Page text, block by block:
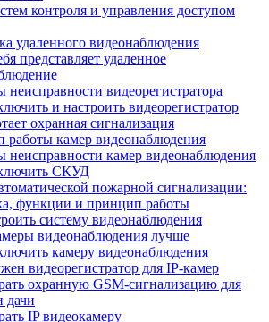
контроля и управления доступом
удаленного видеонаблюдения
представляет удаленное
видеорегистратора
и настроить видеорегистратор
охранная сигнализация
камер видеонаблюдения
камер видеонаблюдения
СКУД
пожарной сигнализации:
функции и принцип работы
систему видеонаблюдения
видеонаблюдения лучше
камеру видеонаблюдения
видеорегистратор для IP-камер
охранную GSM-сигнализацию для
дачи
IP видеокамеру